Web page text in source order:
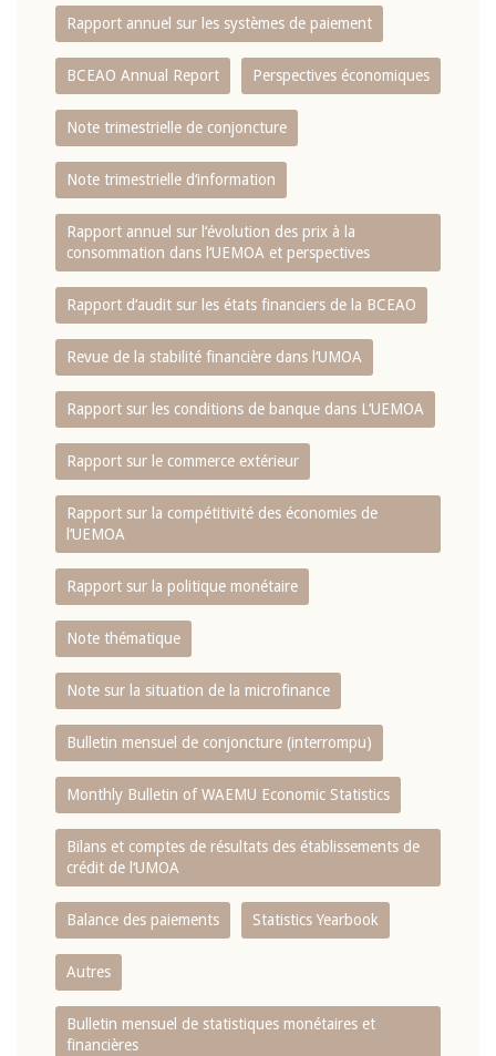
Rapport annuel sur les systèmes de paiement
BCEAO Annual Report Perspectives économiques
Note trimestrielle de conjoncture
Note trimestrielle d‘information
Rapport annuel sur l‘évolution des prix à la
consommation dans l‘UEMOA et perspectives
Rapport d‘audit sur les états financiers de la BCEAO
Revue de la stabilité financière dans l‘UMOA
Rapport sur les conditions de banque dans L‘UEMOA
Rapport sur le commerce extérieur
Rapport sur la compétitivité des économies de
l‘UEMOA
Rapport sur la politique monétaire
Note thématique
Note sur la situation de la microfinance
Bulletin mensuel de conjoncture (interrompu)
Monthly Bulletin of WAEMU Economic Statistics
Bilans et comptes de résultats des établissements de
crédit de l‘UMOA
Balance des paiements Statistics Yearbook
Autres
Bulletin mensuel de statistiques monétaires et
financières